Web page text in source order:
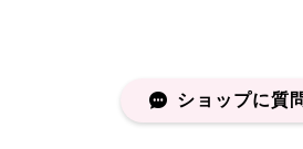
ショップに質